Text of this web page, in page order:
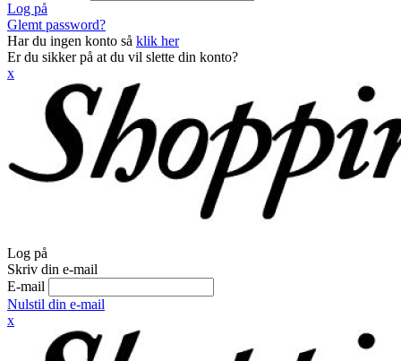
Log på
Glemt password?
Har du ingen konto så klik her
Er du sikker på at du vil slette din konto?
x
Log på
Skriv din e-mail
E-mail
Nulstil din e-mail
x